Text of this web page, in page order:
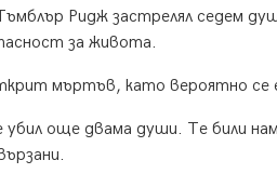
Ридж застрелял седем
за живота.
мъртъв, като вероятно се
още двама души. Те били